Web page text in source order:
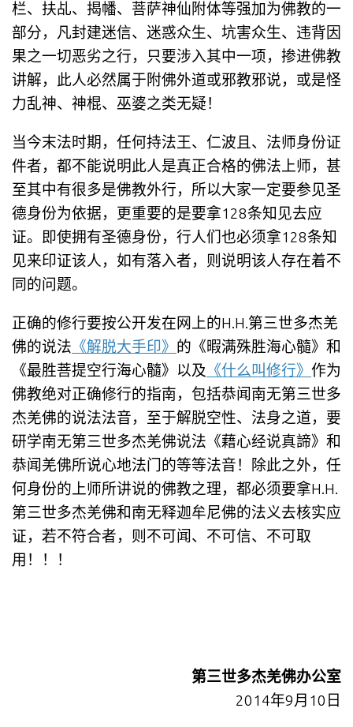
栏、扶乩、揭幡、菩萨神仙附体等强加为佛教的一
部分，凡封建迷信、迷惑众生、坑害众生、违背因
果之一切恶劣之行，只要涉入其中一项，掺进佛教
讲解，此人必然属于附佛外道或邪教邪说，或是怪
力乱神、神棍、巫婆之类无疑！
当今末法时期，任何持法王、仁波且、法师身份证
件者，都不能说明此人是真正合格的佛法上师，甚
至其中有很多是佛教外行，所以大家一定要参见圣
德身份为依据，更重要的是要拿128条知见去应
证。即使拥有圣德身份，行人们也必须拿128条知
见来印证该人，如有落入者，则说明该人存在着不
同的问题。
正确的修行要按公开发在网上的H.H.第三世多杰羌
佛的说法 《解脱大手印》 的《暇满殊胜海心髓》和
《最胜菩提空行海心髓》以及 《什么叫修行》 作为
佛教绝对正确修行的指南，包括恭闻南无第三世多
杰羌佛的说法法音，至于解脱空性、法身之道，要
研学南无第三世多杰羌佛说法《藉心经说真諦》和
恭闻羌佛所说心地法门的等等法音！除此之外，任
何身份的上师所讲说的佛教之理，都必须要拿H.H.
第三世多杰羌佛和南无释迦牟尼佛的法义去核实应
证，若不符合者，则不可闻、不可信、不可取
用！！！
第三世多杰羌佛办公室
2014年9月10日